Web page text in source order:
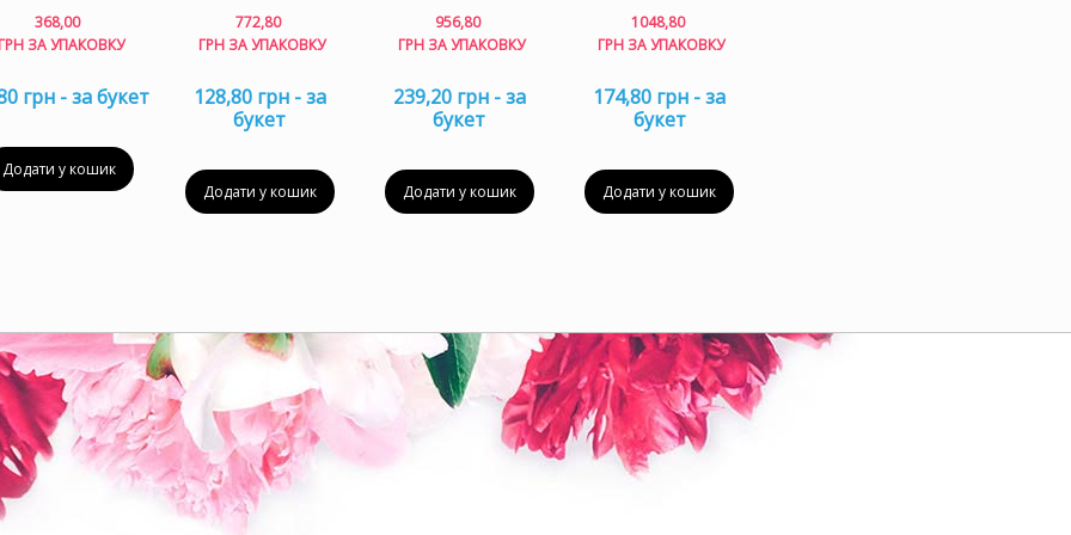
368,00
ЗА УПАКОВКУ
грн - за букет
Додати у кошик
772,80
ГРН ЗА УПАКОВКУ
128,80 грн - за
букет
Додати у кошик
956,80
ГРН ЗА УПАКОВКУ
239,20 грн - за
букет
Додати у кошик
1048,80
ГРН ЗА УПАКОВКУ
174,80 грн - за
букет
Додати у кошик